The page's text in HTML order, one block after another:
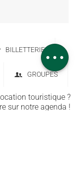
Avis
BILLETTERIE
GROUPES
touristique ?
sur notre agenda !